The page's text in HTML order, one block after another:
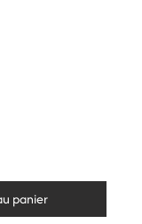
panier